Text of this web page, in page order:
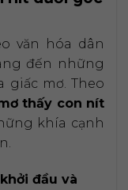
văn hóa dân
đến những
giấc mơ. Theo
thấy con nít
khía cạnh
đầu và